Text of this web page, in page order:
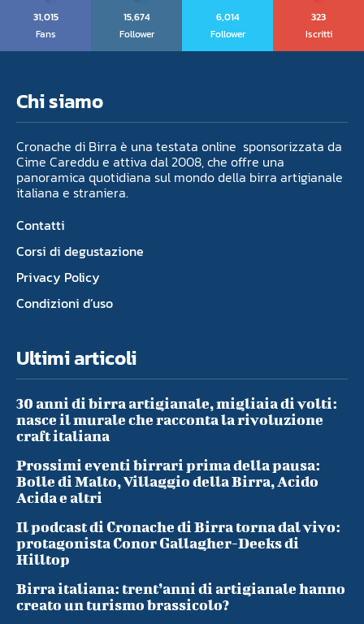
31,015
Fans
15,674
Follower
6,014
Follower
323
Iscritti
Chi siamo
Cronache di Birra è una testata online sponsorizzata da
Cime Careddu e attiva dal 2008, che offre una
panoramica quotidiana sul mondo della birra artigianale
italiana e straniera.
Contatti
Corsi di degustazione
Privacy Policy
Condizioni d’uso
Ultimi articoli
30 anni di birra artigianale, migliaia di volti:
nasce il murale che racconta la rivoluzione
craft italiana
Prossimi eventi birrari prima della pausa:
Bolle di Malto, Villaggio della Birra, Acido
Acida e altri
Il podcast di Cronache di Birra torna dal vivo:
protagonista Conor Gallagher-Deeks di
Hilltop
Birra italiana: trent’anni di artigianale hanno
creato un turismo brassicolo?